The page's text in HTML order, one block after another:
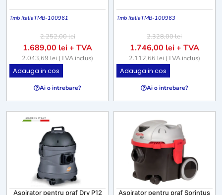
Tmb ItaliaTMB-100961
2.252,00lei
1.689,00 lei+ TVA
2.043,69 lei (TVA inclus)
Adauga in cos
Ai o intrebare?
Tmb ItaliaTMB-100963
2.328,00lei
1.746,00 lei+ TVA
2.112,66 lei (TVA inclus)
Adauga in cos
Ai o intrebare?
Aspirator pentru praf Dry P12
Aspirator pentru praf Sprintus